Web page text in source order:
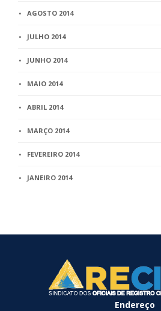
AGOSTO 2014
JULHO 2014
JUNHO 2014
MAIO 2014
ABRIL 2014
MARÇO 2014
FEVEREIRO 2014
JANEIRO 2014
Endereço